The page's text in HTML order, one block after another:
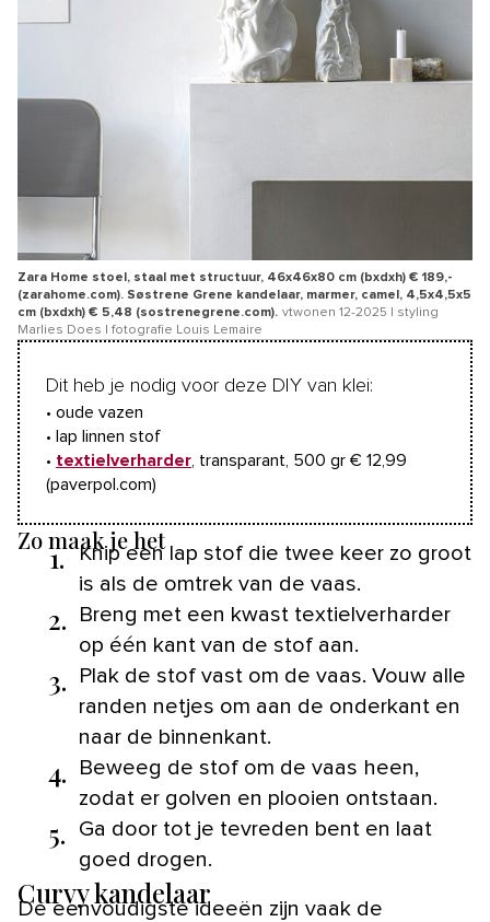
Zara Home stoel, staal met structuur, 46x46x80 cm (bxdxh) € 189,-
(zarahome.com). Søstrene Grene kandelaar, marmer, camel, 4,5x4,5x5
cm (bxdxh) € 5,48 (sostrenegrene.com). vtwonen 12-2025 | styling
Marlies Does | fotografie Louis Lemaire
Dit heb je nodig voor deze DIY van klei:
• oude vazen
• lap linnen stof
• textielverharder , transparant, 500 gr € 12,99
(paverpol.com)
Zo maak je het
1.
Knip een lap stof die twee keer zo groot
is als de omtrek van de vaas.
2.
Breng met een kwast textielverharder
op één kant van de stof aan.
3.
Plak de stof vast om de vaas. Vouw alle
randen netjes om aan de onderkant en
naar de binnenkant.
4.
Beweeg de stof om de vaas heen,
zodat er golven en plooien ontstaan.
5.
Ga door tot je tevreden bent en laat
goed drogen.
Curvy kandelaar
De eenvoudigste ideeën zijn vaak de